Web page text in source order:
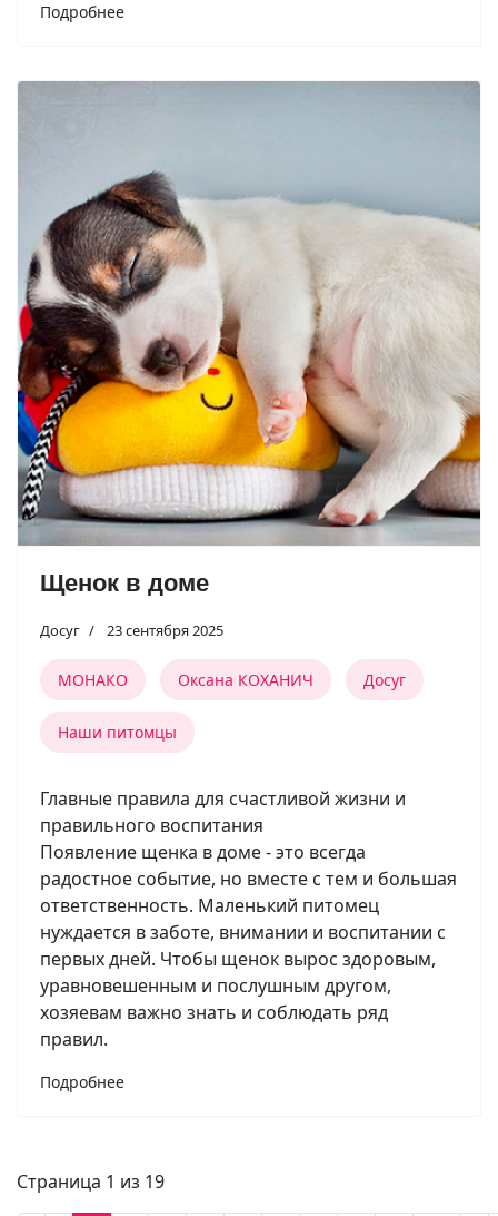
Подробнее
Щенок в доме
Досуг 23 сентября 2025
МОНАКО Оксана КОХАНИЧ Досуг
Наши питомцы
Главные правила для счастливой жизни и
правильного воспитания
Появление щенка в доме - это всегда
радостное событие, но вместе с тем и большая
ответственность. Маленький питомец
нуждается в заботе, внимании и воспитании с
первых дней. Чтобы щенок вырос здоровым,
уравновешенным и послушным другом,
хозяевам важно знать и соблюдать ряд
правил.
Подробнее
Страница 1 из 19